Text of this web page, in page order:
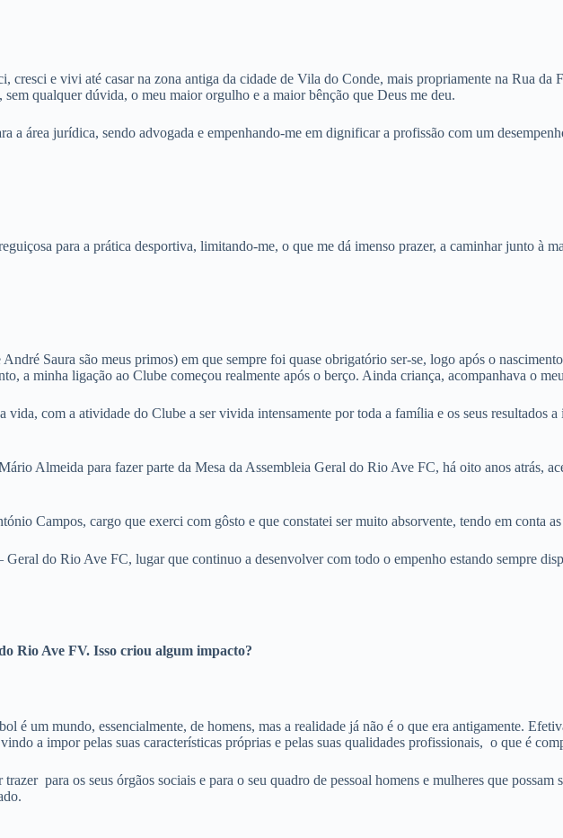
cresci e vivi até casar na zona antiga da cidade de Vila do Conde, mais propriamente na Rua da
qualquer dúvida, o meu maior orgulho e a maior bênção que Deus me deu.
a área jurídica, sendo advogada e empenhando-me em dignificar a profissão com um
para a prática desportiva, limitando-me, o que me dá imenso prazer, a caminhar junto à
Saura são meus primos) em que sempre foi quase obrigatório ser-se, logo após o
a minha ligação ao Clube começou realmente após o berço. Ainda criança, acompanhava o
com a atividade do Clube a ser vivida intensamente por toda a família e os seus resultados
Almeida para fazer parte da Mesa da Assembleia Geral do Rio Ave FC, há oito anos atrás,
Campos, cargo que exerci com gôsto e que constatei ser muito absorvente, tendo em conta
Geral do Rio Ave FC, lugar que continuo a desenvolver com todo o empenho estando sempre
Rio Ave FV. Isso criou algum impacto?
é um mundo, essencialmente, de homens, mas a realidade já não é o que era antigamente.
a impor pelas suas características próprias e pelas suas qualidades profissionais, o que é
para os seus órgãos sociais e para o seu quadro de pessoal homens e mulheres que possam